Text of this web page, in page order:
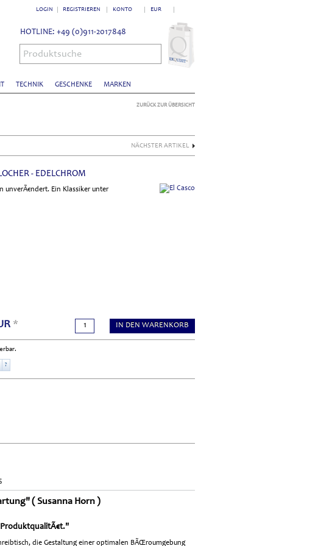
EUR
KONTO
LOGIN REGISTRIEREN
TECHNIK GESCHENKE MARKEN
HOTLINE: +49 (0)911-2017848
Produktsuche
ZURÜCK ZUR ÜBERSICHT
NÄCHSTER ARTIKEL
- EDELCHROM
unverÃ€ndert. Ein Klassiker unter
* IN DEN WARENKORB
?
( Susanna Horn )
ProduktqualitÃ€t."
die Gestaltung einer optimalen BÃŒroumgebung